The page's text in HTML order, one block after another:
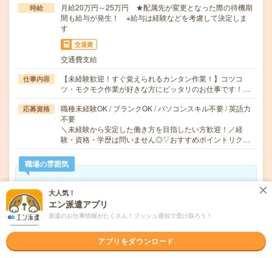
時給
月給20万円～25万円 ★配属先が変更となった際の待機期
間も給与が発生！ ※給与は経験などを考慮して決定しま
す
交通費
交通費支給
仕事内容
【未経験歓迎！すぐ覚えられるカンタン作業！】コツコ
ツ・モクモク作業が好きな方にピッタリのお仕事です！…
応募資格
職種未経験OK / ブランクOK / パソコンスキル不要 / 英語力
不要
＼未経験から安定した働き方を目指したい方歓迎！／経
験・資格・学歴は問いません◎▽おすすめポイントリク…
職場の雰囲気
年齢層
20代
気になる! 応募へ進む 詳しく見る
大人気！
エン派遣アプリ
派遣のお仕事情報がたくさん！プッシュ通知で受け取ろう！
アプリをダウンロード